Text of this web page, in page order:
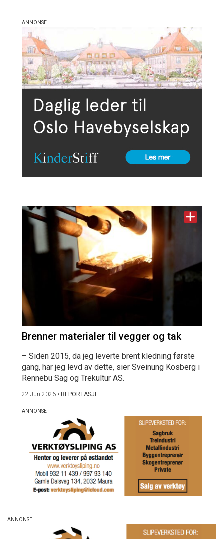
Brenner materialer til vegger og tak
– Siden 2015, da jeg leverte brent kledning første
gang, har jeg levd av dette, sier Sveinung Kosberg i
Rennebu Sag og Trekultur AS.
22 Jun 2026 • REPORTASJE